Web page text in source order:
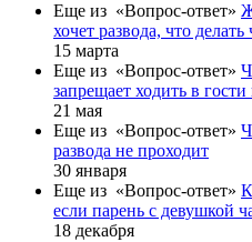
Еще из «Вопрос-ответ»
хочет развода, что
15 марта
Еще из «Вопрос-ответ»
запрещает ходить в
21 мая
Еще из «Вопрос-ответ»
развода не проходит
30 января
Еще из «Вопрос-ответ»
если парень с девушкой
18 декабря